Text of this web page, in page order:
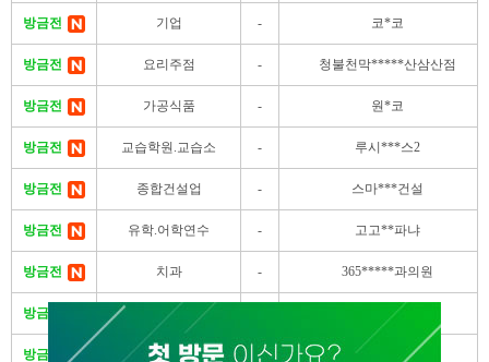
방금전 기업 - 코*코
방금전 요리주점 - 청불천막*****산삼산점
방금전 가공식품 - 원*코
방금전 교습학원.교습소 - 루시***스2
방금전 종합건설업 - 스마***건설
방금전 유학.어학연수 - 고고**파냐
방금전 치과 - 365*****과의원
방금전 한식 엉**왕
방금전 한식 - 정**당